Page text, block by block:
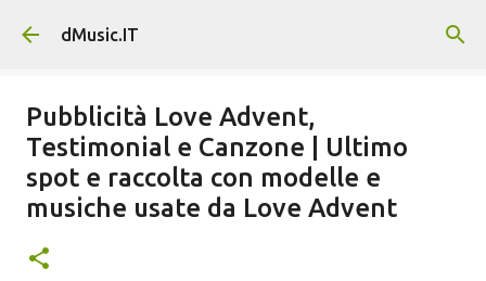
Passa ai contenuti principali
dMusic.IT
Pubblicità Love Advent,
Testimonial e Canzone | Ultimo
spot e raccolta con modelle e
musiche usate da Love Advent